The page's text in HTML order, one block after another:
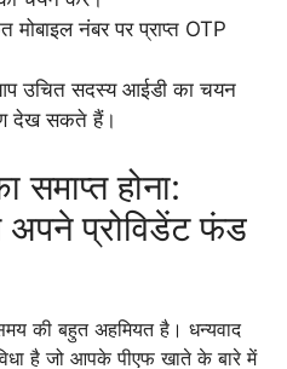
नंबर पर प्राप्त OTP
उचित सदस्य आईडी का चयन
देख सकते हैं।
होना:
प्रोविडेंट फंड
की बहुत अहमियत है। धन्यवाद
है जो आपके पीएफ खाते के बारे में